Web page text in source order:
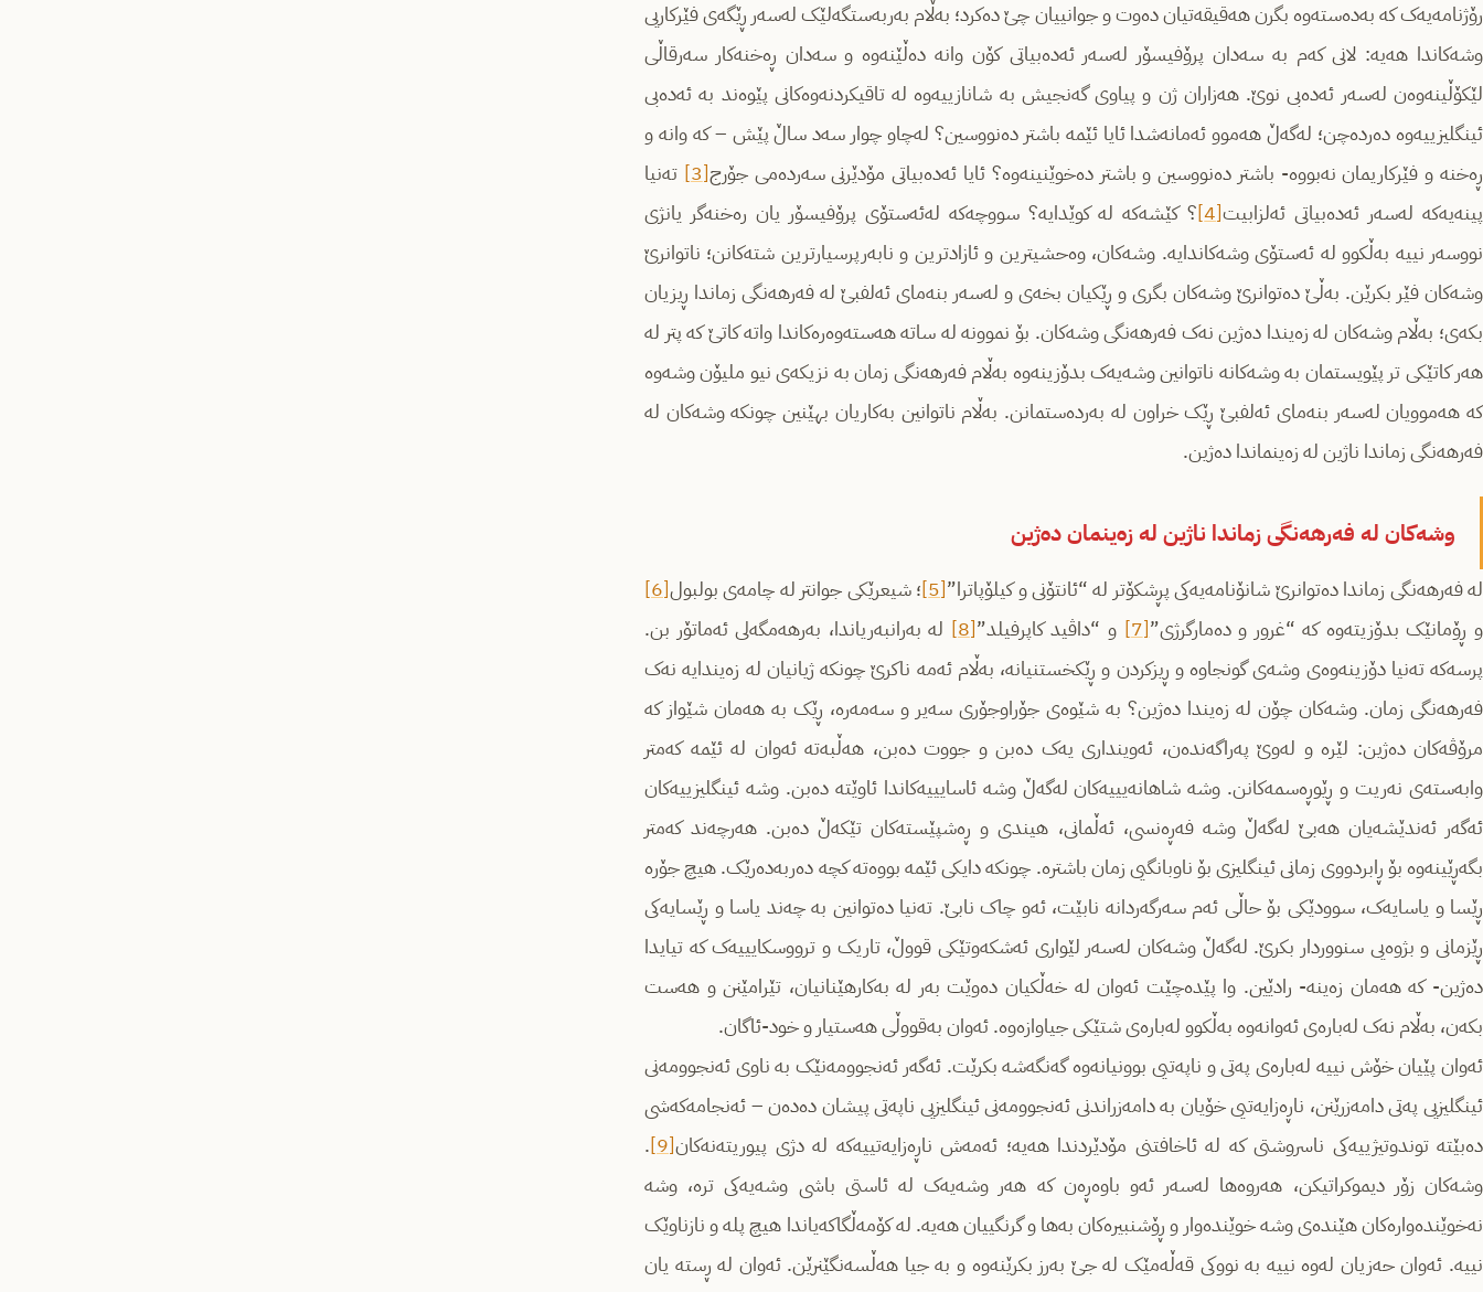
رۆژنامەیەک کە بەدەستەوە بگرن هەقیقەتیان دەوت و جوانییان چێ دەکرد؛ بەڵام بەربەستگەلێک لەسەر ڕێگەی فێرکاریی
وشەکاندا هەیە: لانی کەم بە سەدان پرۆفیسۆر لەسەر ئەدەبیاتی کۆن وانە دەڵێنەوە و سەدان ڕەخنەکار سەرقاڵی
لێکۆڵینەوەن لەسەر ئەدەبی نوێ. هەزاران ژن و پیاوی گەنجیش بە شانازییەوە لە تاقیکردنەوەکانی پێوەند بە ئەدەبی
ئینگلیزییەوە دەردەچن؛ لەگەڵ هەموو ئەمانەشدا ئایا ئێمە باشتر دەنووسین؟ لەچاو چوار سەد ساڵ پێش – کە وانە و
ڕەخنە و فێرکاریمان نەبووە- باشتر دەنووسین و باشتر دەخوێنینەوە؟ ئایا ئەدەبیاتی مۆدێرنی سەردەمی جۆرج[3]
تەنیا
پینەیەکە لەسەر ئەدەبیاتی ئەلزابیت[4]
؟ کێشەکە لە کوێدایە؟ سووچەکە لەئەستۆی پرۆفیسۆر یان رەخنەگر یانژی
نووسەر نییە بەڵکوو لە ئەستۆی وشەکاندایە. وشەکان، وەحشیترین و ئازادترین و نابەرپرسیارترین شتەکانن؛ ناتوانرێ
وشەکان فێر بکرێن. بەڵێ دەتوانرێ وشەکان بگری و ڕێکیان بخەی و لەسەر بنەمای ئەلفبێ لە فەرهەنگی زماندا ڕیزیان
بکەی؛ بەڵام وشەکان لە زەیندا دەژین نەک فەرهەنگی وشەکان. بۆ نموونە لە ساتە هەستەوەرەکاندا واتە کاتێ کە پتر لە
هەر کاتێکی تر پێویستمان بە وشەکانە ناتوانین وشەیەک بدۆزینەوە بەڵام فەرهەنگی زمان بە نزیکەی نیو ملیۆن وشەوە
کە هەموویان لەسەر بنەمای ئەلفبێ ڕێک خراون لە بەردەستمانن. بەڵام ناتوانین بەکاریان بهێنین چونکە وشەکان لە
فەرهەنگی زماندا ناژین لە زەینماندا دەژین.
وشەکان لە فەرهەنگی زماندا ناژین لە زەینمان دەژین
لە فەرهەنگی زماندا دەتوانرێ شانۆنامەیەکی پڕشکۆتر لە “ئانتۆنی و کیلۆپاترا”[5] ؛ شیعرێکی جوانتر لە چامەی بولبول[6]
و ڕۆمانێک بدۆزیتەوە کە “غرور و دەمارگرژی”[7] و “داڤید کاپرفیلد”[8]
لە بەرانبەریاندا، بەرهەمگەلی ئەماتۆر بن.
پرسەکە تەنیا دۆزینەوەی وشەی گونجاوە و ڕیزکردن و ڕێکخستنیانە، بەڵام ئەمە ناکرێ چونکە ژیانیان لە زەیندایە نەک
فەرهەنگی زمان. وشەکان چۆن لە زەیندا دەژین؟ بە شێوەی جۆراوجۆری سەیر و سەمەرە، ڕێک بە هەمان شێواز کە
مرۆڤەکان دەژین: لێرە و لەوێ پەراگەندەن، ئەوینداری یەک دەبن و جووت دەبن، هەڵبەتە ئەوان لە ئێمە کەمتر
وابەستەی نەریت و ڕێوڕەسمەکانن. وشە شاهانەیییەکان لەگەڵ وشە ئاسایییەکاندا ئاوێتە دەبن. وشە ئینگلیزییەکان
ئەگەر ئەندێشەیان هەبێ لەگەڵ وشە فەڕەنسی، ئەڵمانی، هیندی و ڕەشپێستەکان تێکەڵ دەبن. هەرچەند کەمتر
بگەڕێینەوە بۆ ڕابردووی زمانی ئینگلیزی بۆ ناوبانگیی زمان باشترە. چونکە دایکی ئێمە بووەتە کچە دەربەدەرێک. هیچ جۆرە
ڕێسا و یاسایەک، سوودێکی بۆ حاڵی ئەم سەرگەردانە نابێت، ئەو چاک نابێ. تەنیا دەتوانین بە چەند یاسا و ڕێسایەکی
ڕێزمانی و بژوەیی سنووردار بکرێ. لەگەڵ وشەکان لەسەر لێواری ئەشکەوتێکی قووڵ، تاریک و ترووسکایییەک کە تیایدا
دەژین- کە هەمان زەینە- رادێین. وا پێدەچێت ئەوان لە خەڵکیان دەوێت بەر لە بەکارهێنانیان، تێرامێنن و هەست
بکەن، بەڵام نەک لەبارەی ئەوانەوە بەڵکوو لەبارەی شتێکی جیاوازەوە. ئەوان بەقووڵی هەستیار و خود-ئاگان.
ئەوان پێیان خۆش نییە لەبارەی پەتی و ناپەتیی بوونیانەوە گەنگەشە بکرێت. ئەگەر ئەنجوومەنێک بە ناوی ئەنجوومەنی
ئینگلیزیی پەتی دامەزرێنن، ناڕەزایەتیی خۆیان بە دامەزراندنی ئەنجوومەنی ئینگلیزیی ناپەتی پیشان دەدەن – ئەنجامەکەشی
دەبێتە توندوتیژییەکی ناسروشتی کە لە ئاخافتنی مۆدێردندا هەیە؛ ئەمەش ناڕەزایەتییەکە لە دژی پیوریتەنەکان[9]
.
وشەکان زۆر دیموکراتیکن، هەروەها لەسەر ئەو باوەڕەن کە هەر وشەیەک لە ئاستی باشی وشەیەکی ترە، وشە
نەخوێندەوارەکان هێندەی وشە خوێندەوار و ڕۆشنبیرەکان بەها و گرنگییان هەیە. لە کۆمەڵگاکەیاندا هیچ پلە و نازناوێک
نییە. ئەوان حەزیان لەوە نییە بە نووکی قەڵەمێک لە جێ بەرز بکرێنەوە و بە جیا هەڵسەنگێنرێن. ئەوان لە ڕستە یان